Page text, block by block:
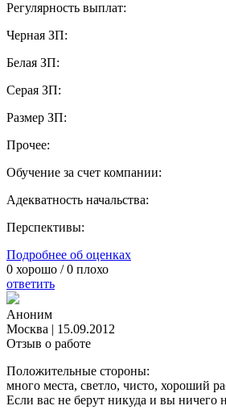
Регулярность выплат:
Черная ЗП:
Белая ЗП:
Серая ЗП:
Размер ЗП:
Прочее:
Обучение за счет компании:
Адекватность начальства:
Перспективы:
Подробнее об оценках
0 хорошо /0 плохо
ответить
Аноним
Москва | 15.09.2012
Отзыв о работе
Положительные стороны:
много места, светло, чисто, хороший
Если вас не берут никуда и вы ничего